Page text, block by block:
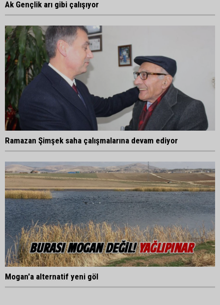
Ak Gençlik arı gibi çalışıyor
Ramazan Şimşek saha çalışmalarına devam ediyor
Mogan'a alternatif yeni göl